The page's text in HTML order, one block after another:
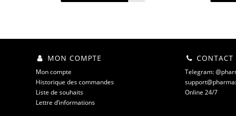
MON COMPTE
Mon compte
Historique des commandes
Liste de souhaits
Lettre d’informations
CONTACT
Telegram:
Online 24/7